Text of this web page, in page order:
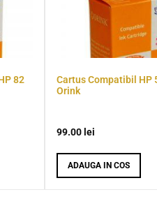
82
Cartus Compatibil HP
Orink
99.00 lei
ADAUGA IN COS